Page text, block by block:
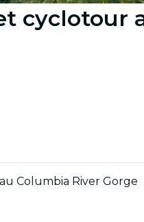
cyclotour
Columbia River Gorge